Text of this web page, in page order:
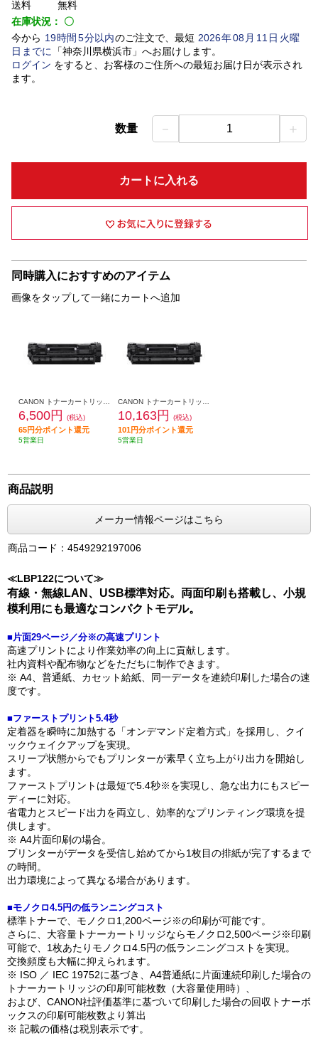
送料
無料
在庫状況： 〇
今から 19時間 5分以内のご注文で、最短 2026年08 月 11 日火曜
日 までに 「神奈川県横浜市」 へお届けします。
ログイン をすると、お客様のご住所への最短お届け日が表示され
ます。
数量 － 1 ＋
カートに入れる
同時購入におすすめのアイテム
画像をタップして一緒にカートへ追加
6,500円 (税込)
65円分ポイント還元
5営業日
10,163円 (税込)
101円分ポイント還元
5営業日
商品説明
メーカー情報ページはこちら
商品コード：4549292197006
≪LBP122について≫
有線・無線LAN、USB標準対応。両面印刷も搭載し、小規
模利用にも最適なコンパクトモデル。
■片面29ページ／分※の高速プリント
高速プリントにより作業効率の向上に貢献します。
社内資料や配布物などをただちに制作できます。
※ A4、普通紙、カセット給紙、同一データを連続印刷した場合の速
度です。
■ファーストプリント5.4秒
定着器を瞬時に加熱する「オンデマンド定着方式」を採用し、クイ
ックウェイクアップを実現。
スリープ状態からでもプリンターが素早く立ち上がり出力を開始し
ます。
ファーストプリントは最短で5.4秒※を実現し、急な出力にもスピー
ディーに対応。
省電力とスピード出力を両立し、効率的なプリンティング環境を提
供します。
※ A4片面印刷の場合。
プリンターがデータを受信し始めてから1枚目の排紙が完了するまで
の時間。
出力環境によって異なる場合があります。
■モノクロ4.5円の低ランニングコスト
標準トナーで、モノクロ1,200ページ※の印刷が可能です。
さらに、大容量トナーカートリッジならモノクロ2,500ページ※印刷
可能で、1枚あたりモノクロ4.5円の低ランニングコストを実現。
交換頻度も大幅に抑えられます。
※ ISO ／ IEC 19752に基づき、A4普通紙に片面連続印刷した場合の
トナーカートリッジの印刷可能枚数（大容量使用時）、
および、CANON社評価基準に基づいて印刷した場合の回収トナーボ
ックスの印刷可能枚数より算出
※ 記載の価格は税別表示です。